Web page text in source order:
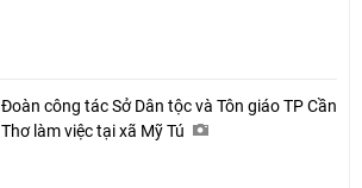
Đoàn công tác Sở Dân tộc và Tôn giáo TP Cần
Thơ làm việc tại xã Mỹ Tú